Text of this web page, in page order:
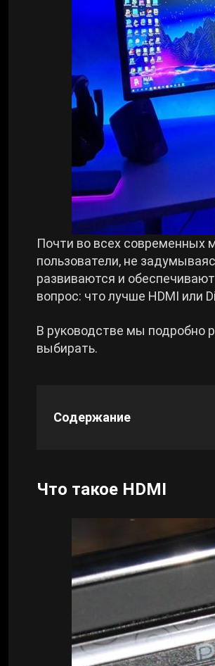
Zenless Zone Zero
Kingdom Come: Deliverance 2
Path of Exile 2
Wuthering Waves
Roblox
Hogwarts Legacy
Cyberpunk 2077
Билды Arknights: Endfield
Билды Wuthering Waves
Билды Cyberpunk 2077
Билды Path of Exile 2
Почти во всех современных
пользователи, не
развиваются и
вопрос: что лучше HDMI или
В руководстве мы подробно
выбирать.
Содержание
Что такое HDMI